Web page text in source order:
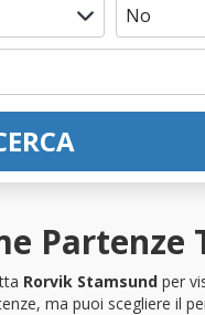
Partenze
Rorvik Stamsund per
ma puoi scegliere il